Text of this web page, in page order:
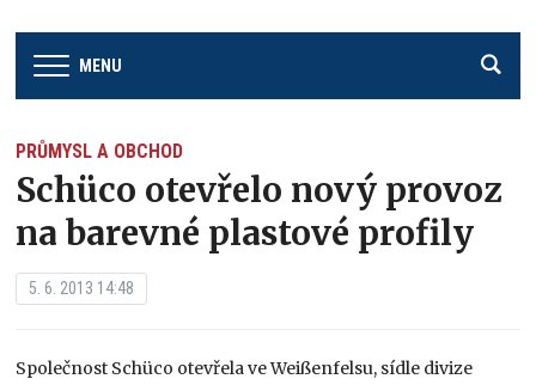
MENU
PRŮMYSL A OBCHOD
Schüco otevřelo nový provoz
na barevné plastové profily
5. 6. 2013 14:48
Společnost Schüco otevřela ve Weißenfelsu, sídle divize